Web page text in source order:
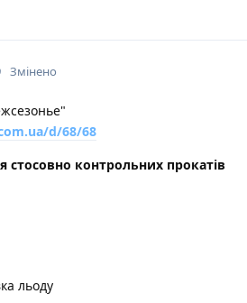
Змінено
d/68/68
стосовно контрольних прокатів
льоду